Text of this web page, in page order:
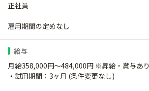
正社員
雇用期間の定めなし
給与
月給358,000円～484,000円 ※昇給・賞与あり
・試用期間：3ヶ月 (条件変更なし)